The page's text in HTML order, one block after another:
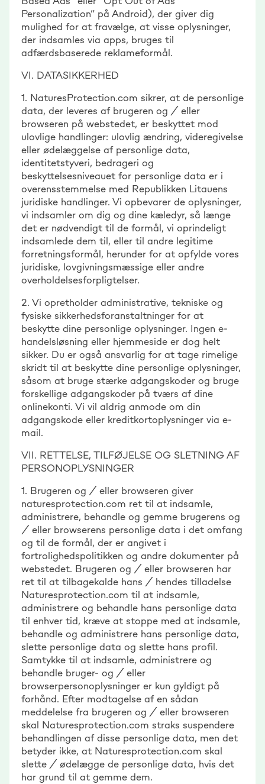
Personalization” på Android), der giver dig
mulighed for at fravælge, at visse oplysninger,
der indsamles via apps, bruges til
adfærdsbaserede reklameformål.
VI. DATASIKKERHED
1. NaturesProtection.com sikrer, at de personlige
data, der leveres af brugeren og / eller
browseren på webstedet, er beskyttet mod
ulovlige handlinger: ulovlig ændring, videregivelse
eller ødelæggelse af personlige data,
identitetstyveri, bedrageri og
beskyttelsesniveauet for personlige data er i
overensstemmelse med Republikken Litauens
juridiske handlinger. Vi opbevarer de oplysninger,
vi indsamler om dig og dine kæledyr, så længe
det er nødvendigt til de formål, vi oprindeligt
indsamlede dem til, eller til andre legitime
forretningsformål, herunder for at opfylde vores
juridiske, lovgivningsmæssige eller andre
overholdelsesforpligtelser.
2. Vi opretholder administrative, tekniske og
fysiske sikkerhedsforanstaltninger for at
beskytte dine personlige oplysninger. Ingen e-
handelsløsning eller hjemmeside er dog helt
sikker. Du er også ansvarlig for at tage rimelige
skridt til at beskytte dine personlige oplysninger,
såsom at bruge stærke adgangskoder og bruge
forskellige adgangskoder på tværs af dine
onlinekonti. Vi vil aldrig anmode om din
adgangskode eller kreditkortoplysninger via e-
mail.
VII. RETTELSE, TILFØJELSE OG SLETNING AF
PERSONOPLYSNINGER
1. Brugeren og / eller browseren giver
naturesprotection.com ret til at indsamle,
administrere, behandle og gemme brugerens og
/ eller browserens personlige data i det omfang
og til de formål, der er angivet i
fortrolighedspolitikken og andre dokumenter på
webstedet. Brugeren og / eller browseren har
ret til at tilbagekalde hans / hendes tilladelse
Naturesprotection.com til at indsamle,
administrere og behandle hans personlige data
til enhver tid, kræve at stoppe med at indsamle,
behandle og administrere hans personlige data,
slette personlige data og slette hans profil.
Samtykke til at indsamle, administrere og
behandle bruger- og / eller
browserpersonoplysninger er kun gyldigt på
forhånd. Efter modtagelse af en sådan
meddelelse fra brugeren og / eller browseren
skal Naturesprotection.com straks suspendere
behandlingen af disse personlige data, men det
betyder ikke, at Naturesprotection.com skal
slette / ødelægge de personlige data, hvis det
har grund til at gemme dem.